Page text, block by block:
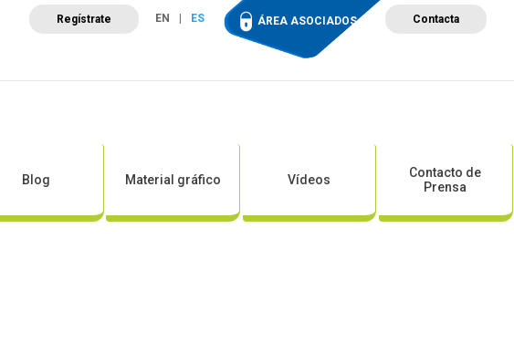
Regístrate EN ES ÁREA ASOCIADOS Contacta
Campus de Formación
Blog Material gráfico Vídeos
Contacto de
Prensa